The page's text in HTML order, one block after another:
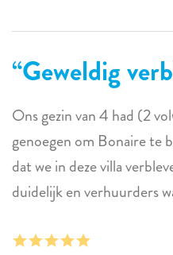
Geweldig
Ons gezin van 4 had (2
genoegen om Bonaire te
dat we in deze villa
duidelijk en verhuurders
open woonkamer; het